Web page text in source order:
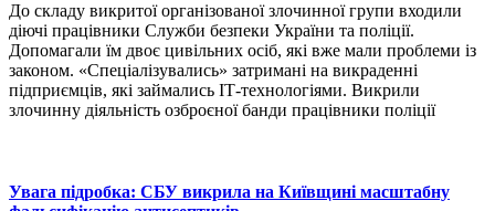
До складу викритої організованої злочинної групи входили
діючі працівники Служби безпеки України та поліції.
Допомагали їм двоє цивільних осіб, які вже мали проблеми із
законом. «Спеціалізувались» затримані на викраденні
підприємців, які займались ІТ-технологіями. Викрили
злочинну діяльність озброєної банди працівники поліції
Увага підробка: СБУ викрила на Київщині масштабну